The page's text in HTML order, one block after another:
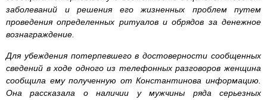
заболеваний и решения его жизненных проблем путем
проведения определенных ритуалов и обрядов за денежное
вознаграждение.
Для убеждения потерпевшего в достоверности сообщенных
сведений в ходе одного из телефонных разговоров женщина
сообщила ему полученную от Константинова информацию.
Она рассказала о наличии у мужчины ряда серьезных